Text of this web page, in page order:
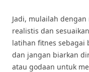
Jadi, mulailah
realistis dan
latihan fitnes
dan jangan biarkan
atau godaan untuk